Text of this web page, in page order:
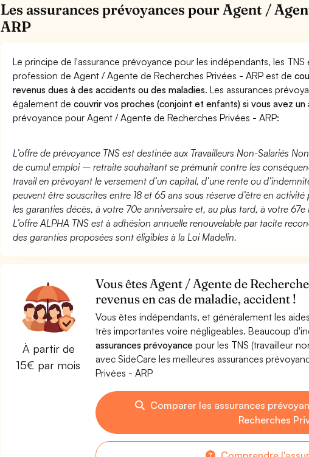
Les assurances prévoyances pour Agent /
ARP
Le principe de l'assurance prévoyance pour les indépendants, les
profession de Agent / Agente de Recherches Privées - ARP est de
revenus dues à des accidents ou des maladies. Les assurances
également decouvrir vos proches (conjoint et enfants) si vous avez
prévoyance pour Agent / Agente de Recherches Privées - ARP:
L’offre de prévoyance TNS est destinée aux Travailleurs Non-Salariés
de cumul emploi – retraite souhaitant se prémunir contre les
travail en prévoyant le versement d’un capital, d’une rente ou
peuvent être souscrites entre 18 et 65 ans sous réserve d’être en
les garanties décès, à votre 70e anniversaire et, au plus tard, à votre
L’offre ALPHA TNS est à adhésion annuelle renouvelable par tacite
des garanties proposées sont éligibles à la Loi Madelin.
À partir de
15€ par mois
Vous êtes Agent / Agente de
revenus en cas de maladie, accident !
Vous êtes indépendants, et généralement les
très importantes voire négligeables. Beaucoup
assurances prévoyancepour les TNS (travailleur
avec SideCare les meilleures assurances
Privées - ARP
Comparer les assurances
Recherches